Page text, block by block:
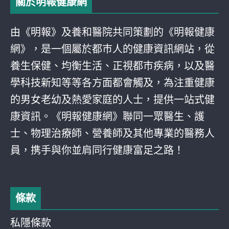
由《明報》及養和醫院共同策劃的《明報健康
網》，是一個屬於都巿人的健康資訊網站，從
養生保健、均衡生活、正視都巿疾病，以及醫
學科技新知等等各方面都會觸及，為注重健康
的男女老幼及熱愛家庭的人士，提供一站式健
康資訊。《明報健康網》聯同一眾醫生、護
士、物理治療師、營養師及其他專業的醫務人
員，携手與你並肩同行健康富足之路！
條款
私隱條款